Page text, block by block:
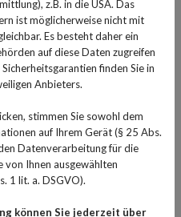
Zoster ist eine
die häufig bei älteren
schwachem
wird die Erkrankung
hatte, hat das
In bestimmten Fällen
verursacht Schmerzen
z.B. in die USA. Das
ist möglicherweise nicht mit
Es besteht daher ein
auf diese Daten zugreifen
finden Sie in
Anbieters.
stimmen Sie sowohl dem
auf Ihrem Gerät (§ 25 Abs.
Datenverarbeitung für die
Ihnen ausgewählten
1 lit. a. DSGVO).
können Sie jederzeit über